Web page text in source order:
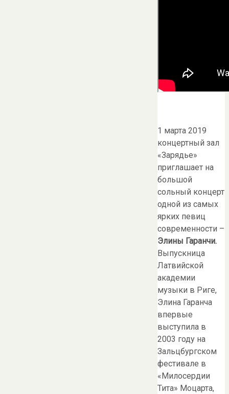
1 марта 2019
концертный зал
«Зарядье»
приглашает на
большой
сольный концерт
одной из самых
ярких певиц
современности –
Элины Гаранчи.
Выпускница
Латвийской
академии
музыки в Риге,
Элина Гаранча
впервые
выступила в
2003 году на
Зальцбургском
фестивале в
«Милосердии
Тита» Моцарта,